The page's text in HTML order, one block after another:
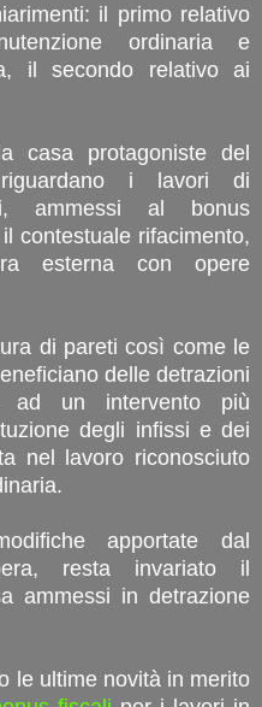
il primo relativo
ordinaria e
il secondo relativo ai
casa protagoniste del
i lavori di
ammessi al bonus
contestuale rifacimento,
esterna con opere
di pareti così come le
delle detrazioni
ad un intervento più
degli infissi e dei
nel lavoro riconosciuto
apportate dal
resta invariato il
ammessi in detrazione
le ultime novità in merito